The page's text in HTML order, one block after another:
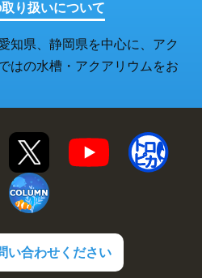
り扱いについて
知県、静岡県を中心に、アク
はの水槽・アクアリウムをお
い合わせください